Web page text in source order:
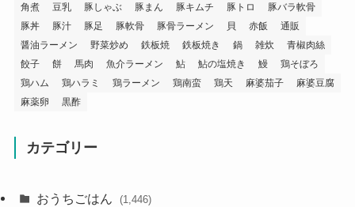
角煮
豆乳 豚しゃぶ 豚まん 豚キムチ 豚トロ
豚バラ軟骨
豚丼
豚汁 豚足 豚軟骨 豚骨ラーメン 貝 赤飯
通販
醤油ラーメン
野菜炒め 鉄板焼 鉄板焼き 鍋 雑炊
青椒肉絲
餃子
餅 馬肉 魚介ラーメン 鮎 鮎の塩焼き 鰻
鶏そぼろ
鶏ハム
鶏ハラミ 鶏ラーメン 鶏南蛮 鶏天 麻婆茄子
麻婆豆腐
麻薬卵
黒酢
カテゴリー
おうちごはん (1,446)